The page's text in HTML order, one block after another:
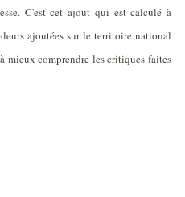
C'est cet ajout qui est calculé à
ajoutées sur le territoire national
mieux comprendre les critiques faites